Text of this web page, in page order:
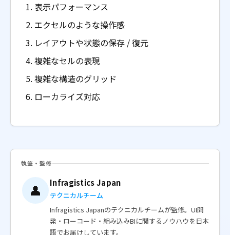
表示パフォーマンス
エクセルのような操作感
レイアウトや状態の保存 / 復元
複雑なセルの表現
複雑な構造のグリッド
ローカライズ対応
執筆・監修
👤 Infragistics Japan
テクニカルチーム
Infragistics Japanのテクニカルチームが監修。UI開
発・ローコード・組み込みBIに関するノウハウを日本
語でお届けしています。